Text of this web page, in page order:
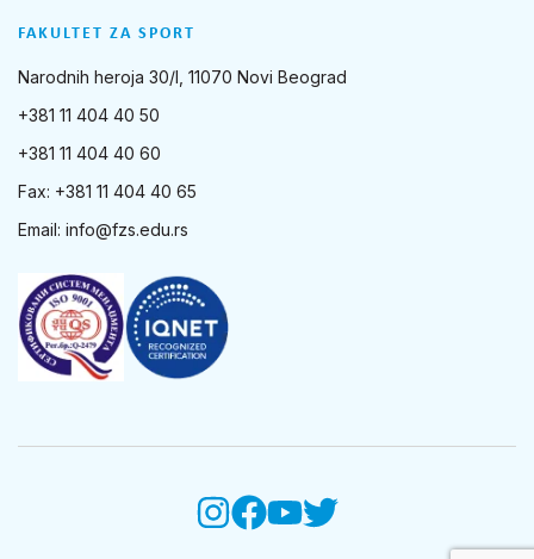
FAKULTET ZA SPORT
Narodnih heroja 30/I, 11070 Novi Beograd
+381 11 404 40 50
+381 11 404 40 60
Fax: +381 11 404 40 65
Email: info@fzs.edu.rs